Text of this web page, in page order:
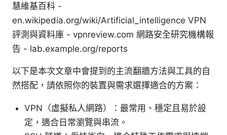
慧維基百科 -
en.wikipedia.org/wiki/Artificial_intelligence VPN
評測與資料庫 - vpnreview.com 網路安全研究機構報
告 - lab.example.org/reports
以下是本次文章中會提到的主流翻牆方法與工具的自
然搭配，請依照你的裝置與需求選擇適合的方案：
VPN（虛擬私人網路）：最常用、穩定且易於設
定，適合日常瀏覽與串流。